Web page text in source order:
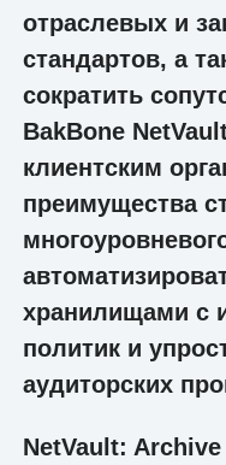
отраслевых и
стандартов, а
сократить
BakBone
клиентским
преимущества
хранилищами с
политик и
аудиторских
NetVault: Archive